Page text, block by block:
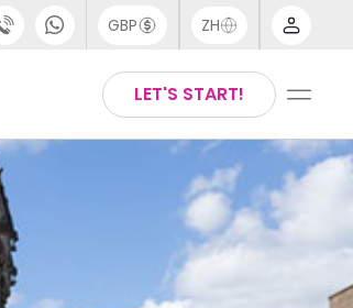
GBP ZH
LET'S START!